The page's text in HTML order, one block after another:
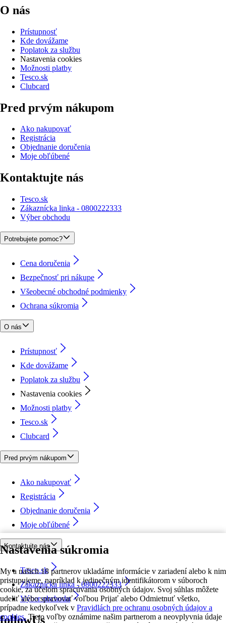
Nastavenia súkromia
My a našich 18 partnerov ukladáme informácie v zariadení alebo k nim
pristupujeme, napríklad k jedinečným identifikátorom v súboroch
cookie, za účelom spracúvania osobných údajov. Svoj súhlas môžete
udeliť alebo spravovať voľbou Prijať alebo Odmietnuť všetko,
prípadne kedykoľvek v Pravidlách pre ochranu osobných údajov a
cookies. Tieto voľby oznámime našim partnerom a neovplyvnia údaje
O nás
Prístupnosť
Kde dovážame
Poplatok za službu
Nastavenia cookies
Možnosti platby
Tesco.sk
Clubcard
Pred prvým nákupom
Ako nakupovať
Registrácia
Objednanie doručenia
Moje obľúbené
Kontaktujte nás
Tesco.sk
Zákaznícka linka - 0800222333
Výber obchodu
Potrebujete pomoc?
Cena doručenia
Bezpečnosť pri nákupe
Všeobecné obchodné podmienky
Ochrana súkromia
O nás
Prístupnosť
Kde dovážame
Poplatok za službu
Nastavenia cookies
Možnosti platby
Tesco.sk
Clubcard
Pred prvým nákupom
Ako nakupovať
Registrácia
Objednanie doručenia
Moje obľúbené
Kontaktujte nás
Tesco.sk
Zákaznícka linka - 0800222333
Výber obchodu
followUs